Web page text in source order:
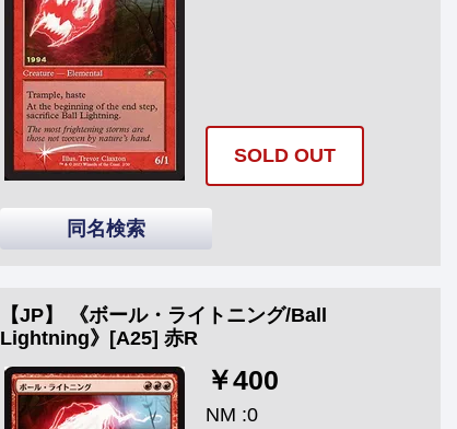
SOLD OUT
同名検索
【JP】 《ボール・ライトニング/Ball
Lightning》[A25] 赤R
￥400
NM :0